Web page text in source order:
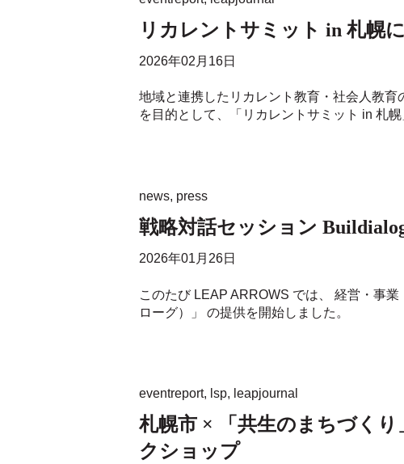
リカレントサミット in 札幌
2026年02月16日
地域と連携したリカレント教育・社会人教
を目的として、「リカレントサミット in 札幌
news, press
戦略対話セッション
2026年01月26日
このたび LEAP ARROWS では、 経営・事
ローグ）」 の提供を開始しました。
eventreport, lsp, leapjournal
札幌市 × 「共生のまちづく
クショップ